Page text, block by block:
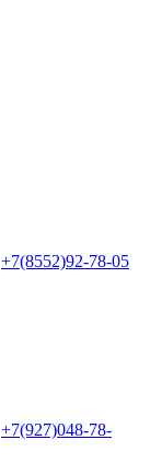
+7(8552)92-78-05
+7(927)048-78-